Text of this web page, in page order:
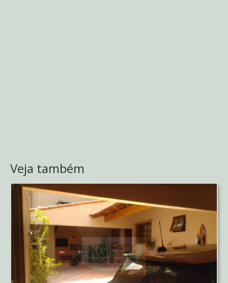
Veja também